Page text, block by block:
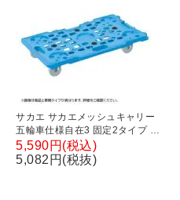
サカエ サカエメッシュキャリー
五輪車仕様自在3 固定2タイプ 幅
680×奥行390×高さ119mm SCR-
M700NKB
5,590円(税込)
5,082円(税抜)